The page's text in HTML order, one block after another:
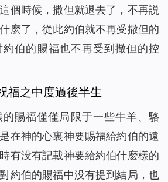
個時候，撒但就退去了，不再説
麽了，從此約伯就不再受撒但的
伯的賜福也不再受到撒但的控
福之中度過後半生
賜福僅僅局限于一些牛羊、駱
在神的心裏神要賜福給約伯的遠
有没有記載神要給約伯什麽樣的
約伯的賜福中没有提到結局，也